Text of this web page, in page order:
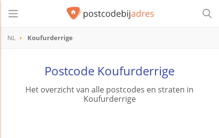
NL Koufurderrige
Postcode Koufurderrige
Het overzicht van alle postcodes en straten in
Koufurderrige